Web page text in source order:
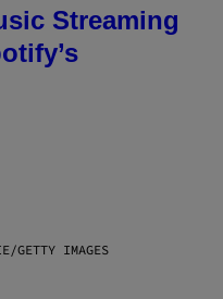
Streaming
GETTY IMAGES